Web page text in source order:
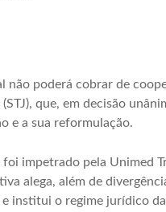
não poderá cobrar de
que, em decisão
e a sua reformulação.
impetrado pela Unimed
alega, além de
institui o regime jurídico